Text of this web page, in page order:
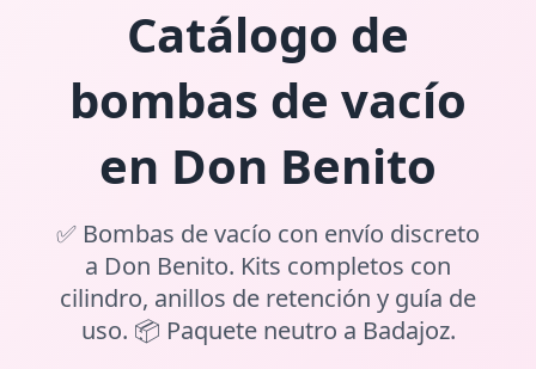
Catálogo de
bombas de vacío
en Don Benito
✅ Bombas de vacío con envío discreto
a Don Benito. Kits completos con
cilindro, anillos de retención y guía de
uso. 📦 Paquete neutro a Badajoz.